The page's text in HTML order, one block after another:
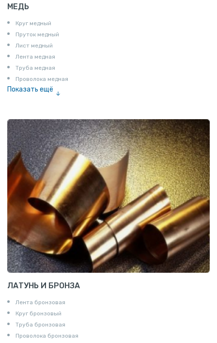
МЕДЬ
Круг медный
Пруток медный
Лист медный
Лента медная
Труба медная
Проволока медная
Показать ещё
ЛАТУНЬ И БРОНЗА
Лента бронзовая
Круг бронзовый
Труба бронзовая
Проволока бронзовая